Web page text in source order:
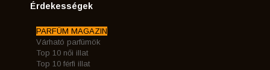
Érdekességek
PARFÜM MAGAZIN
Várható parfümök
Top 10 női illat
Top 10 férfi illat